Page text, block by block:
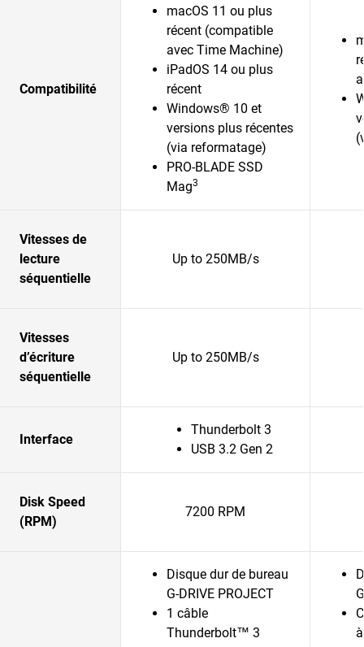
Compatibilité
macOS 11 ou plus
récent (compatible
avec Time Machine)
iPadOS 14 ou plus
récent
Windows® 10 et
versions plus récentes
(via reformatage)
PRO-BLADE SSD
Mag3
Vitesses de
lecture
séquentielle
Up to 250MB/s
Vitesses
d’écriture
séquentielle
Up to 250MB/s
Interface
Thunderbolt 3
USB 3.2 Gen 2
Disk Speed
(RPM)
7200 RPM
Disque dur de bureau
G-DRIVE PROJECT
1 câble
Thunderbolt™ 3